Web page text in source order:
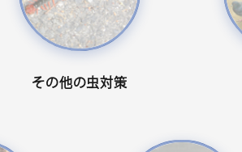
その他の虫対策